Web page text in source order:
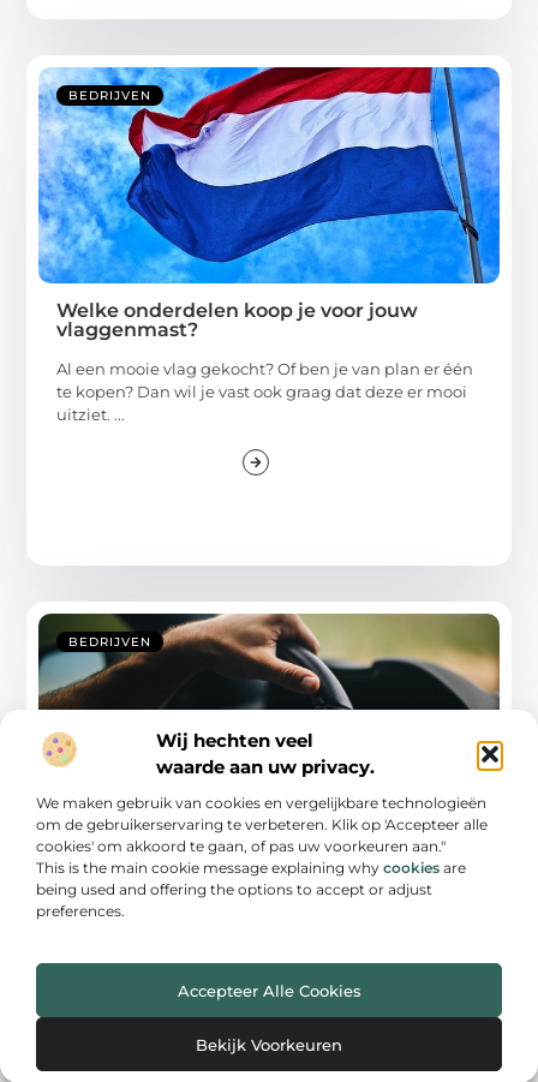
Wij hechten veel
waarde aan uw privacy.
We maken gebruik van cookies en vergelijkbare technologieën
om de gebruikerservaring te verbeteren. Klik op 'Accepteer alle
cookies' om akkoord te gaan, of pas uw voorkeuren aan."
This is the main cookie message explaining why cookies are
being used and offering the options to accept or adjust
preferences.
Accepteer Alle Cookies
Bekijk Voorkeuren
BEDRIJVEN
Welke onderdelen koop je voor jouw
vlaggenmast?
Al een mooie vlag gekocht? Of ben je van plan er één
te kopen? Dan wil je vast ook graag dat deze er mooi
uitziet. ...
BEDRIJVEN
Op zoek naar een rijschool in Eindhoven?
Nu het hoogtepunt van de coronacrisis achter ons ligt,
zijn veel rijscholen weer begonnen met lessen. Ben jij